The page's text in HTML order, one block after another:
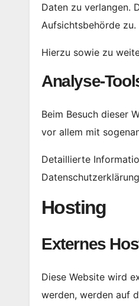
Daten zu verlangen.
Aufsichtsbehörde zu.
Hierzu sowie zu
Analyse-
Beim Besuch dieser
vor allem mit
Detaillierte
Hosting
Externes
Diese Website wird
werden, werden auf